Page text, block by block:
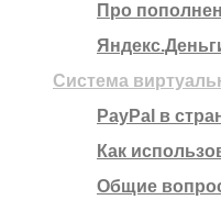
Про
Система
PayPal в
Как
Общие